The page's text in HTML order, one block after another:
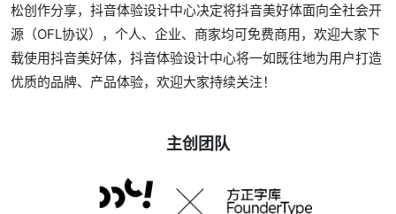
松创作分享，抖音体验设计中心决定将抖音美好体面向全社会开
源（OFL协议），个人、企业、商家均可免费商用，欢迎大家下
载使用抖音美好体，抖音体验设计中心将一如既往地为用户打造
优质的品牌、产品体验，欢迎大家持续关注！
主创团队